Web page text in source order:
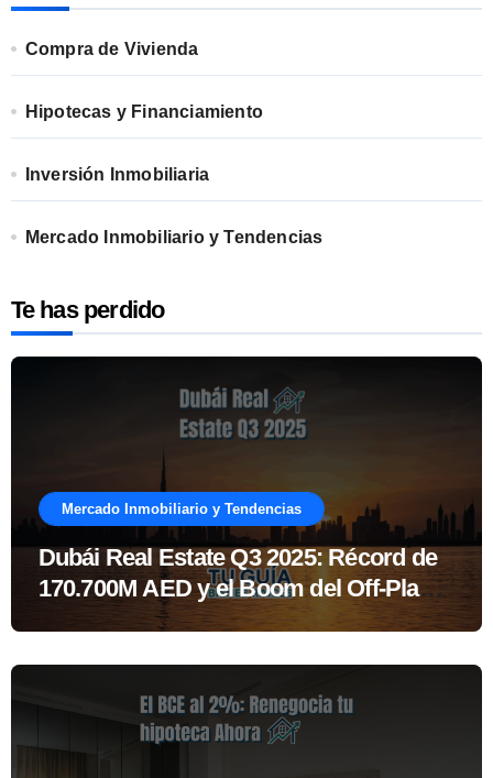
Compra de Vivienda
Hipotecas y Financiamiento
Inversión Inmobiliaria
Mercado Inmobiliario y Tendencias
Te has perdido
Mercado Inmobiliario y Tendencias
Dubái Real Estate Q3 2025: Récord de
170.700M AED y el Boom del Off-Plan
Explicado